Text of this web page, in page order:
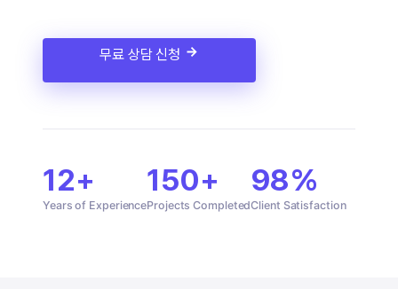
무료 상담 신청
12+
Years of Experience
150+
Projects Completed
98%
Client Satisfaction